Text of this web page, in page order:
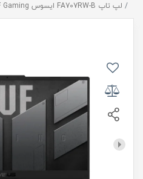
لپ تاپ FA707RW-B ایسوس TUF Gaming ا ۱۷ اینچی